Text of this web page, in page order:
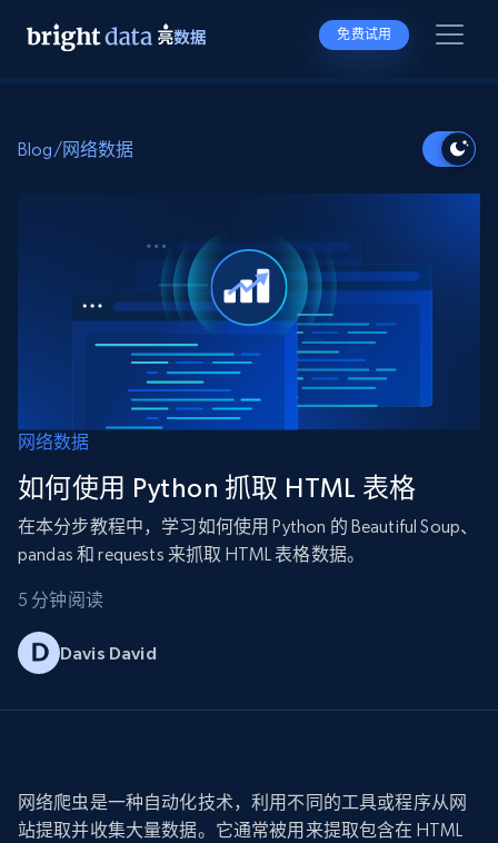
免费试用
Blog/网络数据
网络数据
如何使用 Python 抓取 HTML 表格
在本分步教程中，学习如何使用 Python 的 Beautiful Soup、
pandas 和 requests 来抓取 HTML 表格数据。
5 分钟阅读
Davis David
网络爬虫是一种自动化技术，利用不同的工具或程序从网
站提取并收集大量数据。它通常被用来提取包含在 HTML